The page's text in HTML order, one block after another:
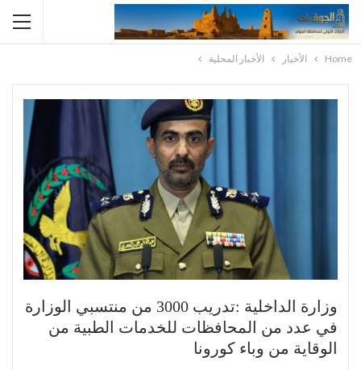
Home الأخبار الأخبار المحلية
وزارة الداخلية :تدريب 3000 من منتسبي الوزارة
في عدد من المحافظات للخدمات الطبية من
الوقاية من وباء كورونا